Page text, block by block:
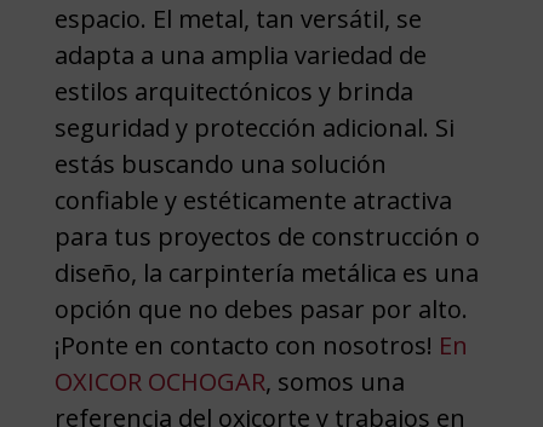
espacio. El metal, tan versátil, se
adapta a una amplia variedad de
estilos arquitectónicos y brinda
seguridad y protección adicional. Si
estás buscando una solución
confiable y estéticamente atractiva
para tus proyectos de construcción o
diseño, la carpintería metálica es una
opción que no debes pasar por alto.
¡Ponte en contacto con nosotros! En
OXICOR OCHOGAR, somos una
referencia del oxicorte y trabajos en